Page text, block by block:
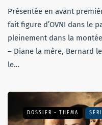
Présentée en avant
fait figure d’OVNI dans le
pleinement dans la
– Diane la mère, Bernard
le…
DOSSIER - THEMA